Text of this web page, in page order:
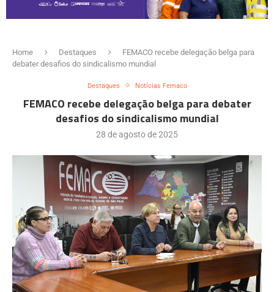
Home Destaques
FEMACO recebe delegação belga para
debater desafios do sindicalismo mundial
Destaques Notícias Femaco
FEMACO recebe delegação belga para debater
desafios do sindicalismo mundial
28 de agosto de 2025